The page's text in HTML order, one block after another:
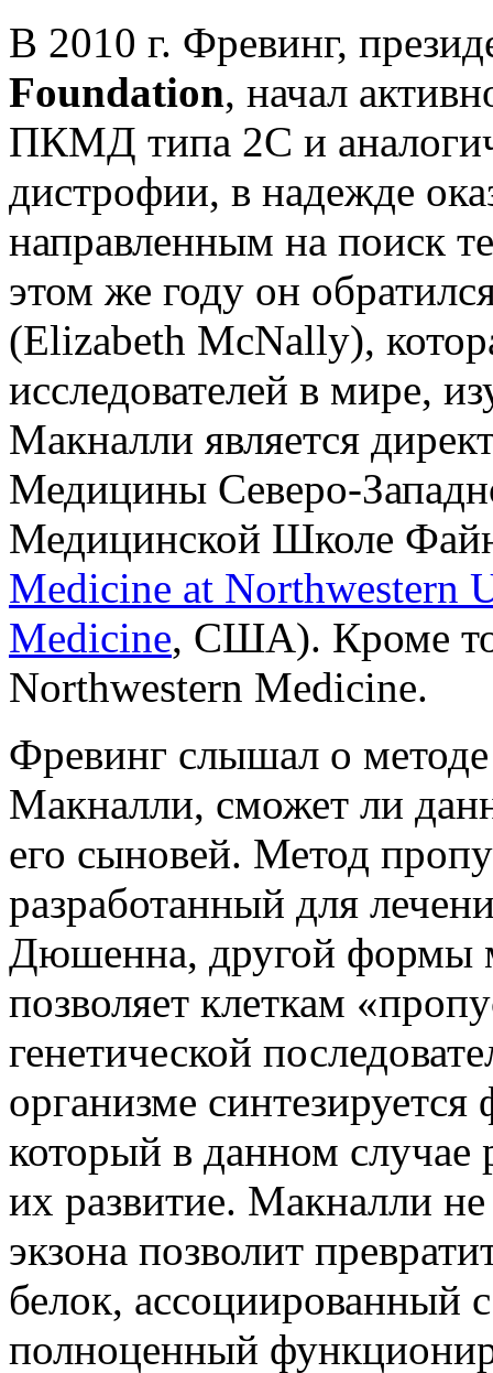
В 2010 г. Фревинг,
Foundation, начал
ПКМД типа 2С и
дистрофии, в надежде
направленным на поиск
этом же году он
(Elizabeth McNally),
исследователей в мире,
Макналли является
Медицины Северо-
Медицинской Школе
Medicine at Northwestern
Medicine, США). Кроме
Northwestern Medicine.
Фревинг слышал о
Макналли, сможет ли
его сыновей. Метод
разработанный для
Дюшенна, другой формы
позволяет клеткам
генетической
организме
который в данном
их развитие. Макналли
экзона позволит
белок, ассоциированный
полноценный